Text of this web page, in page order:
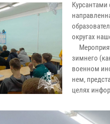
Курсантами
округах
зимнего
военном
нем,
целях